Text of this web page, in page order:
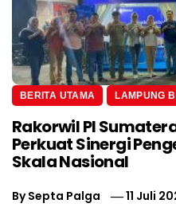
BERITA UTAMA LAMPUNG
Rakorwil PI
Perkuat Sinergi
Skala Nasional
BySepta Palga 11 Juli